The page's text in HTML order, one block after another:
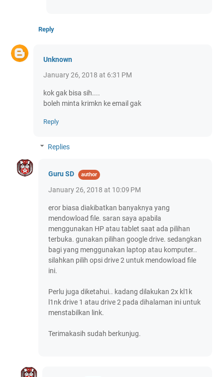
Reply
Unknown
January 26, 2018 at 6:31 PM
kok gak bisa sih....
boleh minta krimkn ke email gak
Reply
Replies
Guru SD
January 26, 2018 at 10:09 PM
eror biasa diakibatkan banyaknya yang
mendowload file. saran saya apabila
menggunakan HP atau tablet saat ada pilihan
terbuka. gunakan pilihan google drive. sedangkan
bagi yang menggunakan laptop atau komputer..
silahkan pilih opsi drive 2 untuk mendowload file
ini.
Perlu juga diketahui.. kadang dilakukan 2x kl1k
l1nk drive 1 atau drive 2 pada dihalaman ini untuk
menstabilkan link.
Terimakasih sudah berkunjug.